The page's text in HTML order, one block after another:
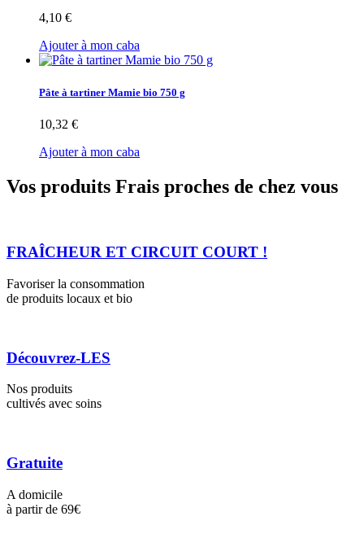
4,10 €
Ajouter à mon caba
Pâte à tartiner Mamie bio 750 g
10,32 €
Ajouter à mon caba
Vos produits Frais proches de chez vous
FRAÎCHEUR ET CIRCUIT COURT !
Favoriser la consommation
de produits locaux et bio
Découvrez-LES
Nos produits
cultivés avec soins
Gratuite
A domicile
à partir de 69€